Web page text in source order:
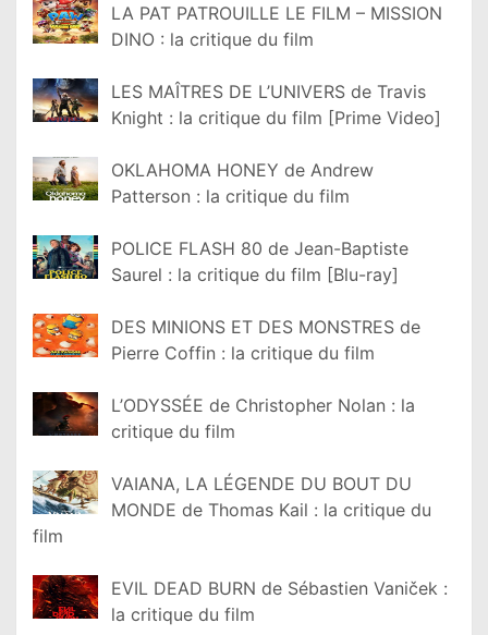
LA PAT PATROUILLE LE FILM – MISSION
DINO : la critique du film
LES MAÎTRES DE L’UNIVERS de Travis
Knight : la critique du film [Prime Video]
OKLAHOMA HONEY de Andrew
Patterson : la critique du film
POLICE FLASH 80 de Jean-Baptiste
Saurel : la critique du film [Blu-ray]
DES MINIONS ET DES MONSTRES de
Pierre Coffin : la critique du film
L’ODYSSÉE de Christopher Nolan : la
critique du film
VAIANA, LA LÉGENDE DU BOUT DU
MONDE de Thomas Kail : la critique du
film
EVIL DEAD BURN de Sébastien Vaniček :
la critique du film